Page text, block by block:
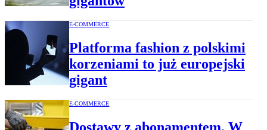
E-COMMERCE
Platforma fashion z polskimi
korzeniami to już europejski
gigant
E-COMMERCE
Dostawy z abonamentem. W